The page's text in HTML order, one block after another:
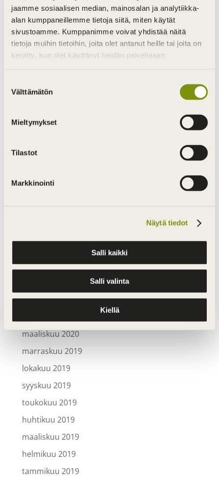
jaamme sosiaalisen median, mainosalan ja analytiikka-
alan kumppaneillemme tietoja siitä, miten käytät
sivustoamme. Kumppanimme voivat yhdistää näitä
tietoja muihin tietoihin, joita olet antanut heille tai joita on
kerätty, kun olet käyttänyt heidän palvelujaan.
valinta
Välttämätön
Mieltymykset
Tilastot
Markkinointi
Näytä tiedot
Salli kaikki
Salli valinta
Kiellä
syyskuu 2024
tammikuu 2024
joulukuu 2023
marraskuu 2023
helmikuu 2023
toukokuu 2022
lokakuu 2021
joulukuu 2020
elokuu 2020
maaliskuu 2020
marraskuu 2019
lokakuu 2019
syyskuu 2019
toukokuu 2019
huhtikuu 2019
maaliskuu 2019
helmikuu 2019
tammikuu 2019